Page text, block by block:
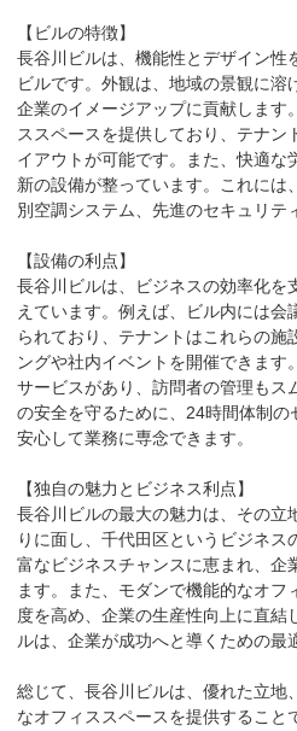
【ビルの特徴】
長谷川ビルは、機能性とデザイン性
ビルです。外観は、地域の景観に溶
企業のイメージアップに貢献します
ススペースを提供しており、テナン
イアウトが可能です。また、快適な
新の設備が整っています。これには
別空調システム、先進のセキュリテ
【設備の利点】
長谷川ビルは、ビジネスの効率化を
えています。例えば、ビル内には会
られており、テナントはこれらの施
ングや社内イベントを開催できま
サービスがあり、訪問者の管理もス
の安全を守るために、24時間体制の
安心して業務に専念できます。
【独自の魅力とビジネス利点】
長谷川ビルの最大の魅力は、その立
りに面し、千代田区というビジネス
富なビジネスチャンスに恵まれ、企
ます。また、モダンで機能的なオフ
度を高め、企業の生産性向上に直
ルは、企業が成功へと導くための最
総じて、長谷川ビルは、優れた立地
なオフィススペースを提供すること